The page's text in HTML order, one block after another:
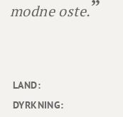
modne oste.
LAND:
DYRKNING: